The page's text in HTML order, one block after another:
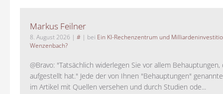
Markus Feilner
8. August 2026 | # | bei Ein KI-Rechenzentrum und
Wenzenbach?
@Bravo: "Tatsächlich widerlegen Sie vor allem
aufgestellt hat." Jede der von Ihnen "Behauptungen"
im Artikel mit Quellen versehen und durch Studien ode...